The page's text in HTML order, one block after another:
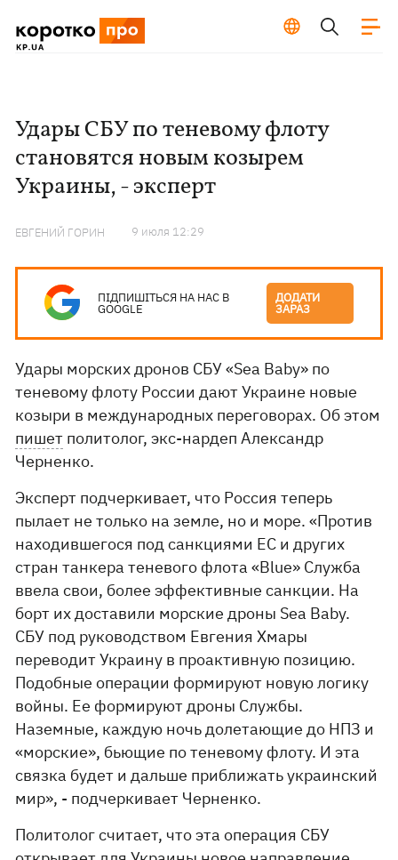
Удары СБУ по теневому флоту
становятся новым козырем
Украины, - эксперт
ЕВГЕНИЙ ГОРИН 9 июля 12:29
ПІДПИШІТЬСЯ НА НАС В
GOOGLE
ДОДАТИ
ЗАРАЗ
Удары морских дронов СБУ «Sea Baby» по
теневому флоту России дают Украине новые
козыри в международных переговорах. Об этом
пишет политолог, экс-нардеп Александр
Черненко.
Эксперт подчеркивает, что Россия теперь
пылает не только на земле, но и море. «Против
находившегося под санкциями ЕС и других
стран танкера теневого флота «Blue» Служба
ввела свои, более эффективные санкции. На
борт их доставили морские дроны Sea Baby.
СБУ под руководством Евгения Хмары
переводит Украину в проактивную позицию.
Подобные операции формируют новую логику
войны. Ее формируют дроны Службы.
Наземные, каждую ночь долетающие до НПЗ и
«морские», бьющие по теневому флоту. И эта
связка будет и дальше приближать украинский
мир», - подчеркивает Черненко.
Политолог считает, что эта операция СБУ